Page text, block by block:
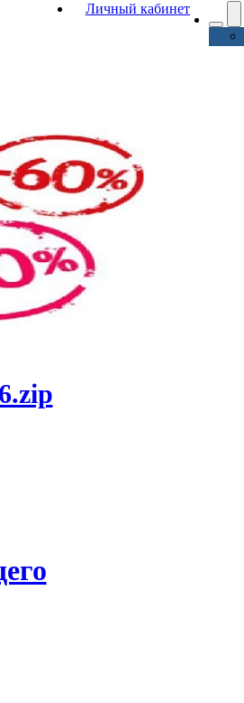
Личный кабинет